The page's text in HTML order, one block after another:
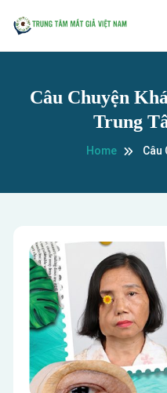
Câu Chuyện
Trung
Home Câu